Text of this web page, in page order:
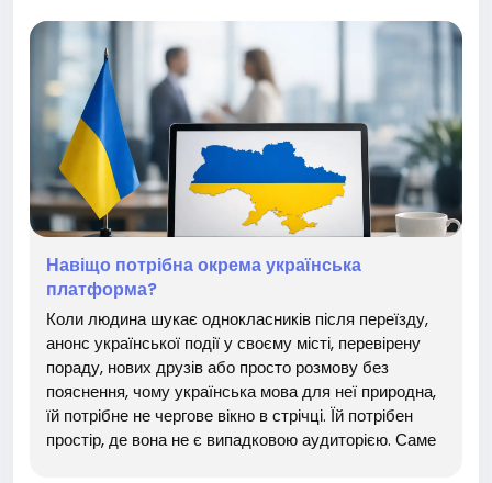
Навіщо потрібна окрема українська
платформа?
Коли людина шукає однокласників після переїзду,
анонс української події у своєму місті, перевірену
пораду, нових друзів або просто розмову без
пояснення, чому українська мова для неї природна,
їй потрібне не чергове вікно в стрічці. Їй потрібен
простір, де вона не є випадковою аудиторією. Саме